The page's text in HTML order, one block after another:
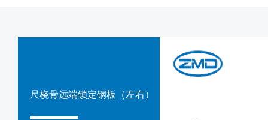
尺桡骨远端锁定钢板（左右）